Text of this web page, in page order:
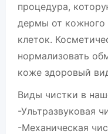
процедура,
дермы от кожного
клеток.
нормализовать
коже здоровый
Виды чистки в
-Ультразвуковая
-Механическая